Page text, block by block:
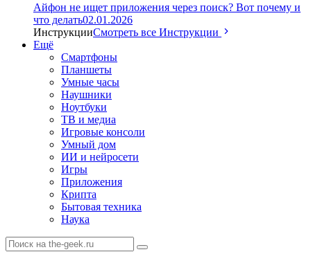
Айфон не ищет приложения через поиск? Вот почему и
что делать02.01.2026
ИнструкцииСмотреть все Инструкции
Ещё
Смартфоны
Планшеты
Умные часы
Наушники
Ноутбуки
ТВ и медиа
Игровые консоли
Умный дом
ИИ и нейросети
Игры
Приложения
Крипта
Бытовая техника
Наука